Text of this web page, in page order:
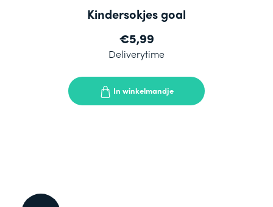
Kindersokjes goal
€5,99
Deliverytime
In winkelmandje